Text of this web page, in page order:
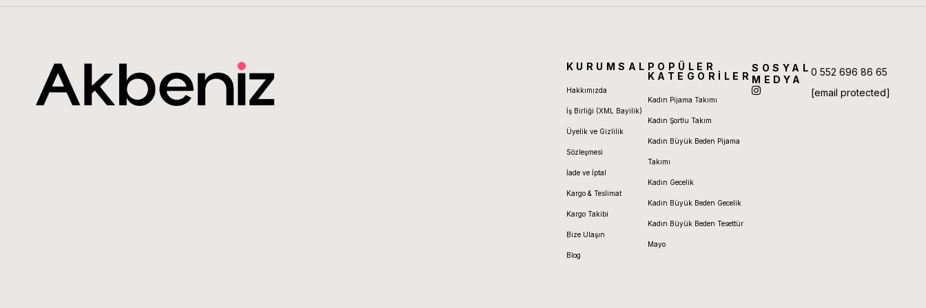
KURUMSAL
Hakkımızda
İş Birliği (XML Bayilik)
Üyelik ve Gizlilik
Sözleşmesi
İade ve İptal
Kargo & Teslimat
Kargo Takibi
Bize Ulaşın
Blog
POPÜLER
KATEGORİLER
Kadın Pijama Takımı
Kadın Şortlu Takım
Kadın Büyük Beden Pijama
Takımı
Kadın Gecelik
Kadın Büyük Beden Gecelik
Kadın Büyük Beden Tesettür
Mayo
SOSYAL
MEDYA
0 552 696 86 65
[email protected]